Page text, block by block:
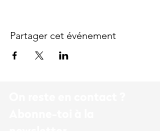
Partager cet événement